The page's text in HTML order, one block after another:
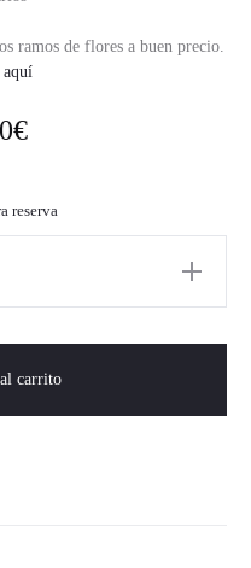
ramos de flores a buen precio.
aquí
€
reserva
carrito